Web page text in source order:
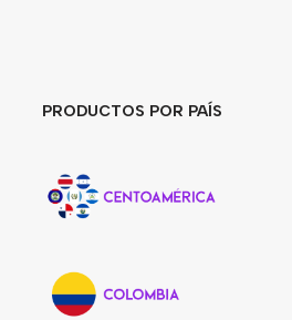
PRODUCTOS POR PAÍS